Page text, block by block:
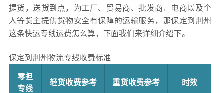
提货，送货到点，为工厂、贸易商、批发商、电商以及个
人等货主提供货物安全有保障的运输服务，那保定到荆州
这条快运专线运费怎么算，下面我们来详细介绍下。
保定到荆州物流专线收费标准
零担
专线
轻货收费参考 重货收费参考 时效